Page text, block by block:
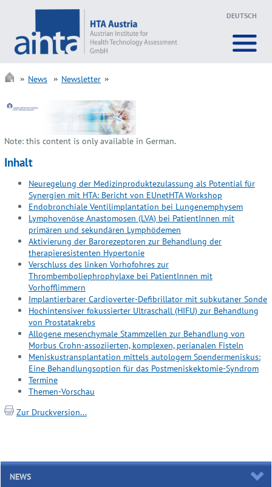
DEUTSCH
News Newsletter
Note: this content is only available in German.
Inhalt
Neuregelung der Medizinproduktezulassung als Potential für
Synergien mit HTA: Bericht von EUnetHTA Workshop
Endobronchiale Ventilimplantation bei Lungenemphysem
Lymphovenöse Anastomosen (LVA) bei PatientInnen mit
primären und sekundären Lymphödemen
Aktivierung der Barorezeptoren zur Behandlung der
therapieresistenten Hypertonie
Verschluss des linken Vorhofohres zur
Thrombemboliephrophylaxe bei PatientInnen mit
Vorhofflimmern
Implantierbarer Cardioverter-Defibrillator mit subkutaner Sonde
Hochintensiver fokussierter Ultraschall (HIFU) zur Behandlung
von Prostatakrebs
Allogene mesenchymale Stammzellen zur Behandlung von
Morbus Crohn-assoziierten, komplexen, perianalen Fisteln
Meniskustransplantation mittels autologem Spendermeniskus:
Eine Behandlungsoption für das Postmeniskektomie-Syndrom
Termine
Themen-Vorschau
Zur Druckversion...
NEWS